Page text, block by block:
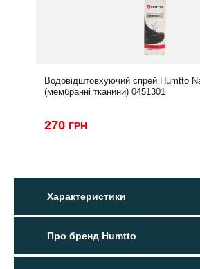
Водовідштовхуючий спрей Humtto
(мембранні тканини) 0451301
270 ГРН
Характеристики
Про бренд Humtto